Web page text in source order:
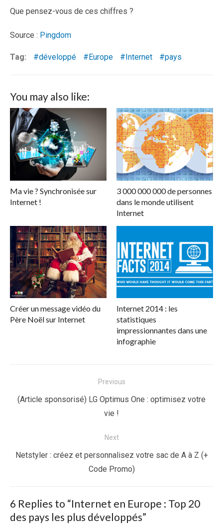
Que pensez-vous de ces chiffres ?
Source : Pingdom
Tag: développé Europe Internet pays
You may also like:
Ma vie ? Synchronisée sur
Internet !
3 000 000 000 de personnes
dans le monde utilisent
Internet
Créer un message vidéo du
Père Noël sur Internet
Internet 2014 : les
statistiques
impressionnantes dans une
infographie
de
Previous
Previous
(Article sponsorisé) LG Optimus One : optimisez votre
vie !
Next
Next
Netstyler : créez et personnalisez votre sac de A à Z (+
Code Promo)
6 Replies to “Internet en Europe : Top 20
des pays les plus développés”